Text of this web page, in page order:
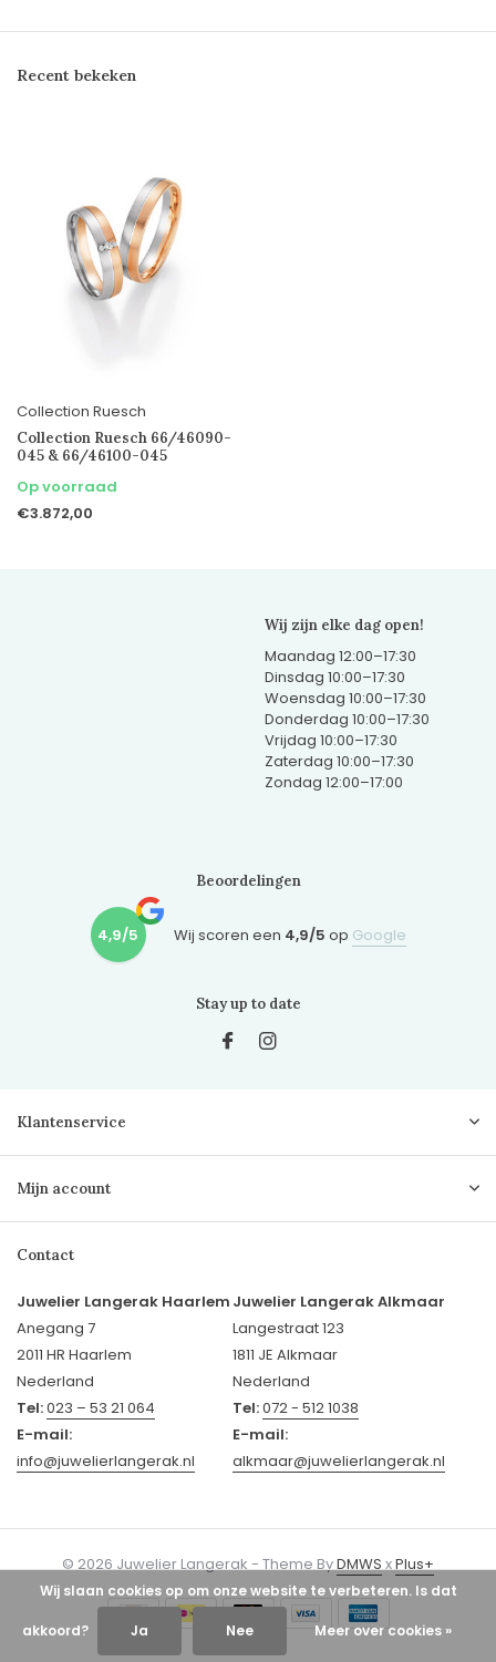
Recent bekeken
Collection Ruesch
Collection Ruesch 66/46090-
045 & 66/46100-045
Op voorraad
€3.872,00
Wij zijn elke dag open!
Maandag 12:00–17:30
Dinsdag 10:00–17:30
Woensdag 10:00–17:30
Donderdag 10:00–17:30
Vrijdag 10:00–17:30
Zaterdag 10:00–17:30
Zondag 12:00–17:00
Beoordelingen
4,9/5 Wij scoren een 4,9/5 op Google
Stay up to date
Klantenservice
Mijn account
Contact
Juwelier Langerak Haarlem
Anegang 7
2011 HR Haarlem
Nederland
Tel:023 – 53 21 064
E-mail:
info@juwelierlangerak.nl
Juwelier Langerak Alkmaar
Langestraat 123
1811 JE Alkmaar
Nederland
Tel:072 - 512 1038
E-mail:
alkmaar@juwelierlangerak.nl
© 2026 Juwelier Langerak - Theme ByDMWSxPlus+
Wij slaan cookies op om onze website te verbeteren. Is dat
akkoord? Ja Nee Meer over cookies »